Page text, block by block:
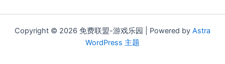
Copyright © 2026 免费联盟-游戏乐园 | Powered by Astra
WordPress 主题